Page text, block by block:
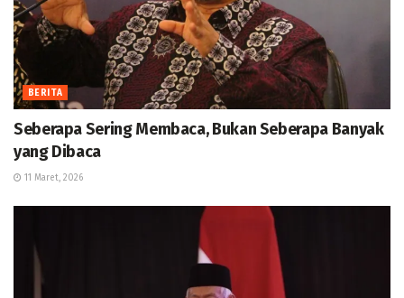
BERITA
Seberapa Sering Membaca, Bukan Seberapa Banyak
yang Dibaca
11 Maret, 2026